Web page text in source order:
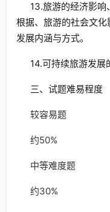
13.旅游的经济影
根据、旅游的社会文
发展内涵与方式。
14.可持续旅游发展
三、试题难易程度
较容易题
约50%
中等难度题
约30%